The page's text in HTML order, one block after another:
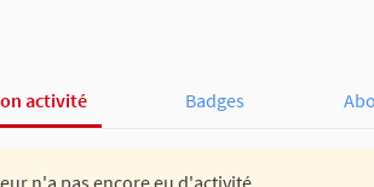
activité Badges